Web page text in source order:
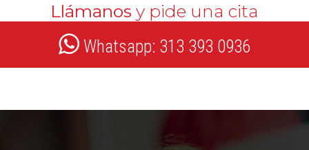
Llámanos y pide una cita
Whatsapp: 313 393 0936